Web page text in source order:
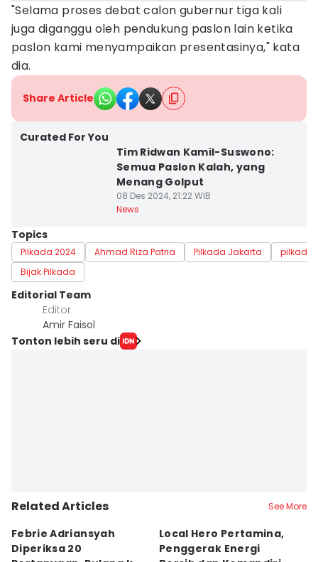
"Selama proses debat calon gubernur tiga kali
juga diganggu oleh pendukung paslon lain ketika
paslon kami menyampaikan presentasinya," kata
dia.
Share Article
Curated For You
Tim Ridwan Kamil-Suswono:
Semua Paslon Kalah, yang
Menang Golput
08 Des 2024, 21:22 WIB
News
Topics
Pilkada 2024 Ahmad Riza Patria Pilkada Jakarta
pilkada
Bijak Pilkada
Editorial Team
Editor
Amir Faisol
Tonton lebih seru di
Related Articles See More
Febrie Adriansyah
Diperiksa 20
Local Hero Pertamina,
Penggerak Energi